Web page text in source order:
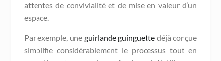
attentes de convivialité et de mise en valeur d’un
espace.
Par exemple, une guirlande guinguette déjà conçue
simplifie considérablement le processus tout en